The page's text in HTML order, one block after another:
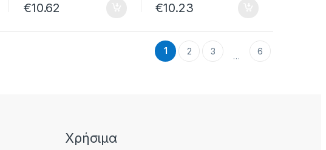
€10.62 €10.23
1 2 3 … 6
Χρήσιμα